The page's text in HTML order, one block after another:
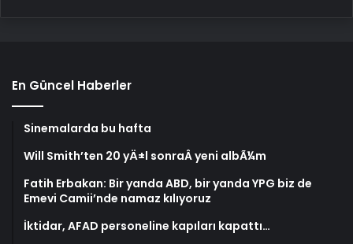
En Güncel Haberler
Sinemalarda bu hafta
Will Smith’ten 20 yÄ±l sonraÂ yeni albÃ¼m
Fatih Erbakan: Bir yanda ABD, bir yanda YPG biz de
Emevi Camii’nde namaz kılıyoruz
İktidar, AFAD personeline kapıları kapattı…